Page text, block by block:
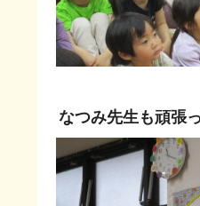
なつみ先生も頑張